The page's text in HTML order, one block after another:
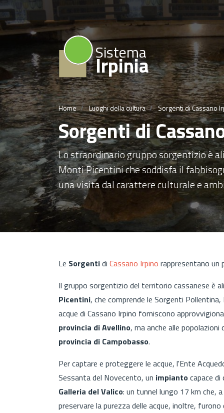
Sistema
Irpinia
Home Luoghi della cultura Sorgenti di Cassano
Sorgenti di
Lo straordinario gruppo sorgentizio è
Monti Picentini che soddisfa il
una visita dal carattere culturale e
Le Sorgentidi Cassano Irpino rappresentano un
Il gruppo sorgentizio del territorio cassanese è
Picentini, che comprende le Sorgenti
acque di Cassano Irpino forniscono
provincia di Avellino, ma anche alle popolazioni
provincia di Campobasso.
Per captare e proteggere le acque, l'Ente
Sessanta del Novecento, un impiantocapace
Galleria del Valico: un tunnel lungo 17 km che,
preservare la purezza delle acque, inoltre,